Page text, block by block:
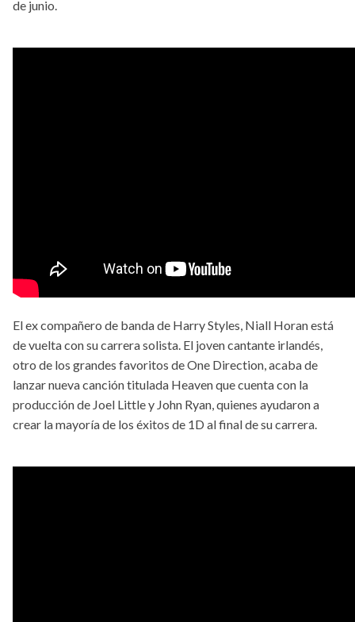
de junio.
El ex compañero de banda de Harry Styles, Niall Horan está
de vuelta con su carrera solista. El joven cantante irlandés,
otro de los grandes favoritos de One Direction, acaba de
lanzar nueva canción titulada Heaven que cuenta con la
producción de Joel Little y John Ryan, quienes ayudaron a
crear la mayoría de los éxitos de 1D al final de su carrera.